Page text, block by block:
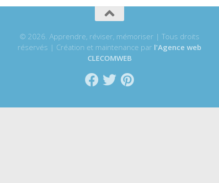
© 2026. Apprendre, réviser, mémoriser | Tous droits
réservés | Création et maintenance par l'Agence web
CLECOMWEB